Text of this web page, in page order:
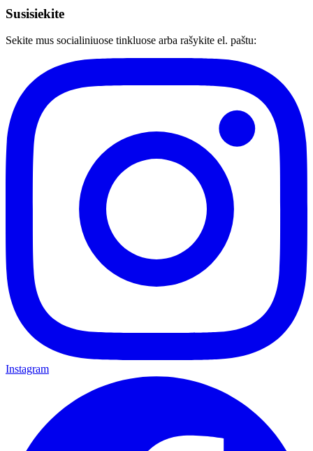
Susisiekite
Sekite mus socialiniuose tinkluose arba rašykite el. paštu:
Instagram